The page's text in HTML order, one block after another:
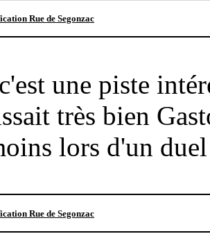
Rue de Segonzac
une piste
très bien
lors d'un
Rue de Segonzac